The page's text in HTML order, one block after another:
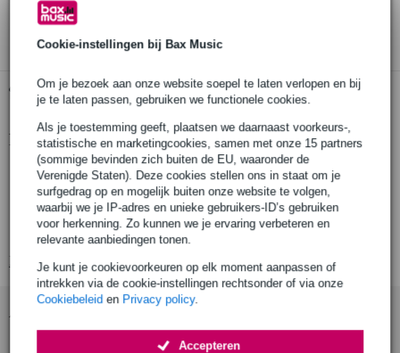
Cookie-instellingen bij Bax Music
Om je bezoek aan onze website soepel te laten verlopen en bij
je te laten passen, gebruiken we functionele cookies.
Als je toestemming geeft, plaatsen we daarnaast voorkeurs-,
statistische en marketingcookies, samen met onze 15 partners
(sommige bevinden zich buiten de EU, waaronder de
Verenigde Staten). Deze cookies stellen ons in staat om je
surfgedrag op en mogelijk buiten onze website te volgen,
waarbij we je IP-adres en unieke gebruikers-ID’s gebruiken
voor herkenning. Zo kunnen we je ervaring verbeteren en
relevante aanbiedingen tonen.
Je kunt je cookievoorkeuren op elk moment aanpassen of
intrekken via de cookie-instellingen rechtsonder of via onze
Cookiebeleid en Privacy policy.
Accepteren
3 jaar Bax Music garantie
Gratis ophalen in de winkel
Productinformatie
kunststof stekkerdoos met penaarde, alléén geschikt voor België en
Frankrijk
aansluitingen: 1x schuko male, 4x schuko female
kleur: zwart
Bekijk alle productspecificaties